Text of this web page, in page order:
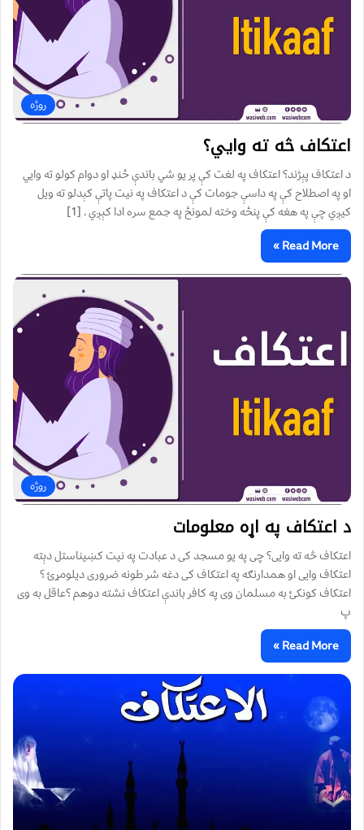
روژه
اعتکاف څه ته وايي؟
د اعتکاف پېژند؟ اعتکاف په لغت کې پر يو شي باندې ځنډ او دوام کولو ته وايي
او په اصطلاح کې په داسې جومات کې د اعتکاف په نيت پاتې کېدلو ته ویل
کیږي چې په هغه کې پنځه وخته لمونځ په جمع سره ادا کېږي . [1]
Read More »
روژه
د اعتکاف په اړه معلومات
اعتکاف څه ته وایی؟ چی په یو مسجد کی د عبادت په نیت کښیناستل دېته
اعتکاف وایی او همدارنګه په اعتکاف کی دغه شر طونه ضروری ديلومړئ ؟
اعتکاف کونکئ به مسلمان وی په کافر باندې اعتکاف نشته دوهم ؟عاقل به وی
پ
Read More »